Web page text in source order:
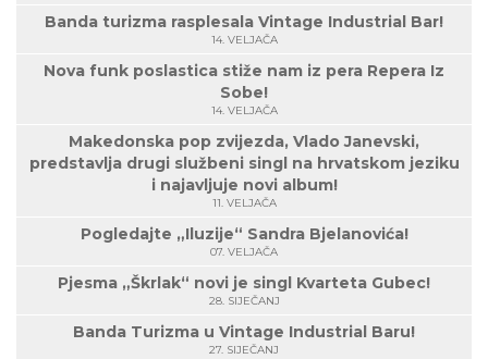
Banda turizma rasplesala Vintage Industrial Bar!
14. VELJAČA
Nova funk poslastica stiže nam iz pera Repera Iz
Sobe!
14. VELJAČA
Makedonska pop zvijezda, Vlado Janevski,
predstavlja drugi službeni singl na hrvatskom jeziku
i najavljuje novi album!
11. VELJAČA
Pogledajte „Iluzije“ Sandra Bjelanovića!
07. VELJAČA
Pjesma „Škrlak“ novi je singl Kvarteta Gubec!
28. SIJEČANJ
Banda Turizma u Vintage Industrial Baru!
27. SIJEČANJ